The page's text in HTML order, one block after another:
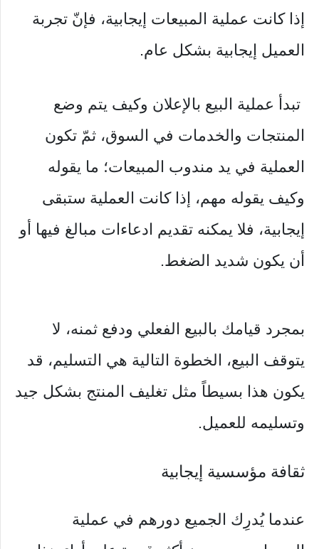
إذا كانت عملية المبيعات إيجابية، فإنّ تجربة
العميل إيجابية بشكل عام.
تبدأ عملية البيع بالإعلان وكيف يتم وضع
المنتجات والخدمات في السوق، ثمّ تكون
العملية في يد مندوب المبيعات؛ ما يقوله
وكيف يقوله مهم، إذا كانت العملية ستبقى
إيجابية، فلا يمكنه تقديم ادعاءات مبالغ فيها أو
أن يكون شديد الضغط.
بمجرد قيامك بالبيع الفعلي ودفع ثمنه، لا
يتوقف البيع، الخطوة التالية هي التسليم، قد
يكون هذا بسيطاً مثل تغليف المنتج بشكل جيد
وتسليمه للعميل.
ثقافة مؤسسية إيجابية
عندما يُدرِك الجميع دورهم في عملية